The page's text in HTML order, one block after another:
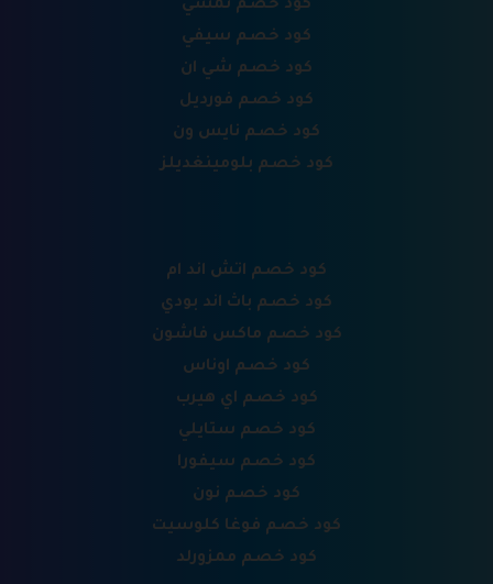
كود خصم نمشي
كود خصم سيفي
كود خصم شي ان
كود خصم فورديل
كود خصم نايس ون
كود خصم بلومينغديلز
كود خصم اتش اند ام
كود خصم باث اند بودي
كود خصم ماكس فاشون
كود خصم اوناس
كود خصم اي هيرب
كود خصم ستايلي
كود خصم سيفورا
كود خصم نون
كود خصم فوغا كلوسيت
كود خصم ممزورلد